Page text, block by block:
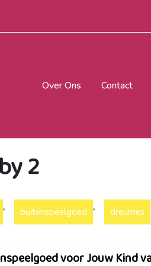
Over Ons Contact
2
, buitenspeelgoed , dreumes
voor Jouw Kind